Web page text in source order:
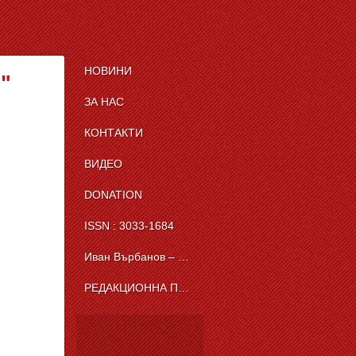
НОВИНИ
ЗА НАС
КОНТАКТИ
ВИДЕО
DONATION
ISSN : 3033-1684
Иван Върбанов – журналист | The News BG Reporter
РЕДАКЦИОННА ПОЛИТИКА НА THE NEWS BG REPORTER